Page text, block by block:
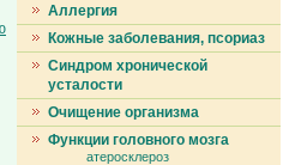
Аллергия
Кожные заболевания, псориаз
Синдром хронической
усталости
Очищение организма
Функции головного мозга
атеросклероз